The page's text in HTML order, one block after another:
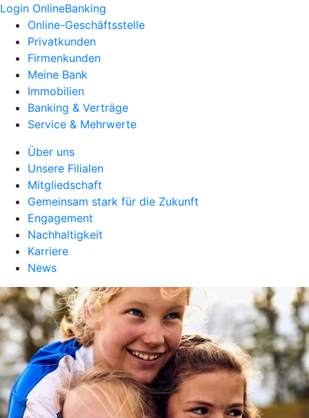
Login OnlineBanking
Online-Geschäftsstelle
Privatkunden
Firmenkunden
Meine Bank
Immobilien
Banking & Verträge
Service & Mehrwerte
Über uns
Unsere Filialen
Mitgliedschaft
Gemeinsam stark für die Zukunft
Engagement
Nachhaltigkeit
Karriere
News